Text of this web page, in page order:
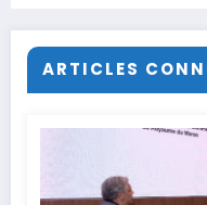
ARTICLES